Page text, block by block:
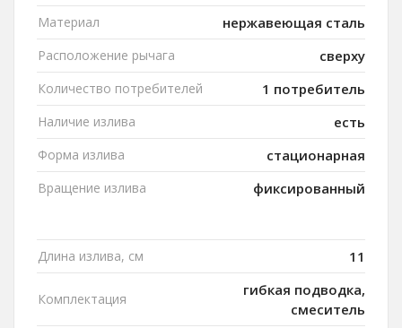
Материал нержавеющая сталь
Расположение рычага сверху
Количество потребителей 1 потребитель
Наличие излива есть
Форма излива стационарная
Вращение излива фиксированный
Длина излива, см 11
Комплектация
гибкая подводка,
смеситель